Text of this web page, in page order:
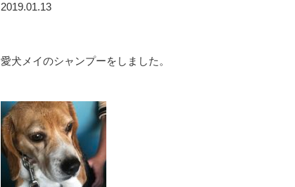
2019.01.13
愛犬メイのシャンプーをしました。